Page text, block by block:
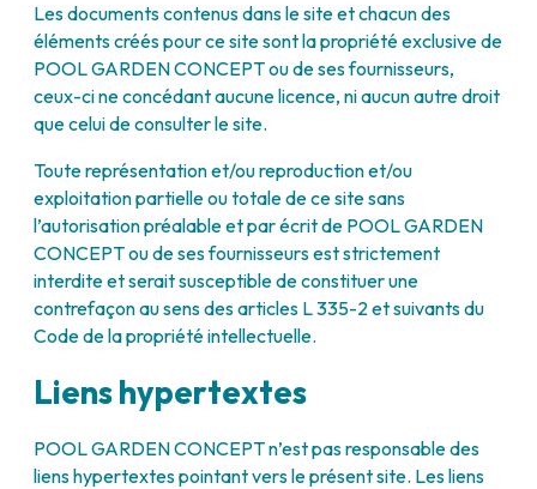
Les documents contenus dans le site et chacun des
éléments créés pour ce site sont la propriété exclusive de
POOL GARDEN CONCEPT ou de ses fournisseurs,
ceux-ci ne concédant aucune licence, ni aucun autre droit
que celui de consulter le site.
Toute représentation et/ou reproduction et/ou
exploitation partielle ou totale de ce site sans
l’autorisation préalable et par écrit de POOL GARDEN
CONCEPT ou de ses fournisseurs est strictement
interdite et serait susceptible de constituer une
contrefaçon au sens des articles L 335-2 et suivants du
Code de la propriété intellectuelle.
Liens hypertextes
POOL GARDEN CONCEPT n’est pas responsable des
liens hypertextes pointant vers le présent site. Les liens